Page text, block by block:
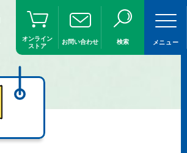
オンライン
ストア
お問い合わせ 検索 メニュー